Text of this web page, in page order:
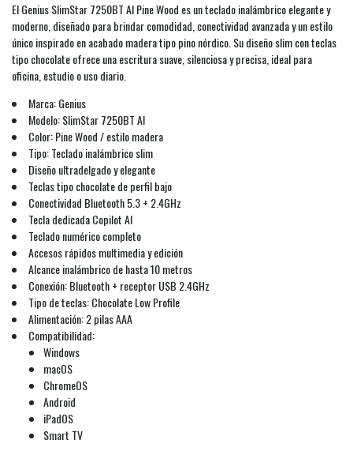
El Genius SlimStar 7250BT AI Pine Wood es un teclado inalámbrico elegante y
moderno, diseñado para brindar comodidad, conectividad avanzada y un estilo
único inspirado en acabado madera tipo pino nórdico. Su diseño slim con teclas
tipo chocolate ofrece una escritura suave, silenciosa y precisa, ideal para
oficina, estudio o uso diario.
Marca: Genius
Modelo: SlimStar 7250BT AI
Color: Pine Wood / estilo madera
Tipo: Teclado inalámbrico slim
Diseño ultradelgado y elegante
Teclas tipo chocolate de perfil bajo
Conectividad Bluetooth 5.3 + 2.4GHz
Tecla dedicada Copilot AI
Teclado numérico completo
Accesos rápidos multimedia y edición
Alcance inalámbrico de hasta 10 metros
Conexión: Bluetooth + receptor USB 2.4GHz
Tipo de teclas: Chocolate Low Profile
Alimentación: 2 pilas AAA
Compatibilidad:
Windows
macOS
ChromeOS
Android
iPadOS
Smart TV